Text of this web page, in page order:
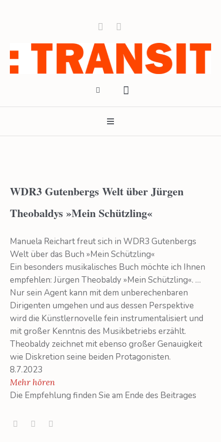
WDR3 Gutenbergs Welt über Jürgen
Theobaldys »Mein Schützling«
Manuela Reichart freut sich in WDR3 Gutenbergs
Welt über das Buch »Mein Schützling«
Ein besonders musikalisches Buch möchte ich Ihnen
empfehlen: Jürgen Theobaldy »Mein Schützling«. …
Nur sein Agent kann mit dem unberechenbaren
Dirigenten umgehen und aus dessen Perspektive
wird die Künstlernovelle fein instrumentalisiert und
mit großer Kenntnis des Musikbetriebs erzählt.
Theobaldy zeichnet mit ebenso großer Genauigkeit
wie Diskretion seine beiden Protagonisten.
8.7.2023
Mehr hören
Die Empfehlung finden Sie am Ende des Beitrages